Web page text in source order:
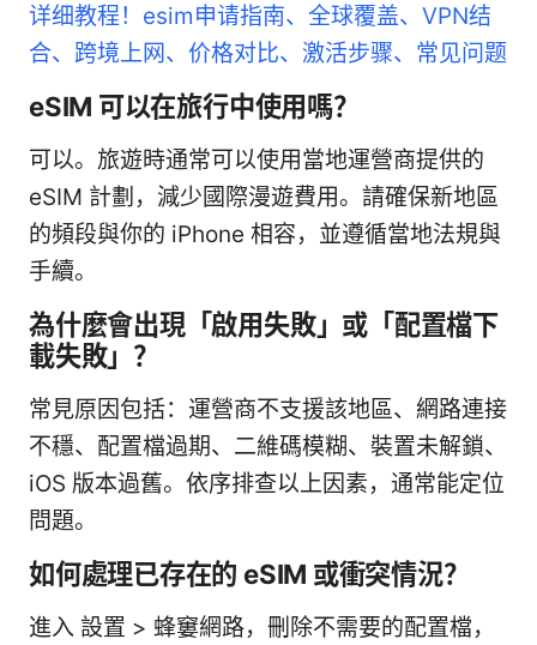
详细教程！esim申请指南、全球覆盖、VPN结
合、跨境上网、价格对比、激活步骤、常见问题
eSIM 可以在旅行中使用嗎？
可以。旅遊時通常可以使用當地運營商提供的
eSIM 計劃，減少國際漫遊費用。請確保新地區
的頻段與你的 iPhone 相容，並遵循當地法規與
手續。
為什麼會出現「啟用失敗」或「配置檔下
載失敗」？
常見原因包括：運營商不支援該地區、網路連接
不穩、配置檔過期、二維碼模糊、裝置未解鎖、
iOS 版本過舊。依序排查以上因素，通常能定位
問題。
如何處理已存在的 eSIM 或衝突情況？
進入 設置 > 蜂窶網路，刪除不需要的配置檔，